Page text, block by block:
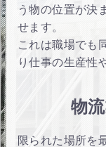
う物の位置が決
せます。
これは職場でも
り仕事の生産性
物
限られた場所を